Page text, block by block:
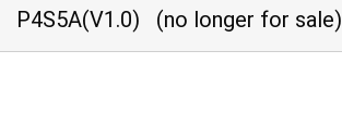
P4S5A(V1.0) (no longer for sale)